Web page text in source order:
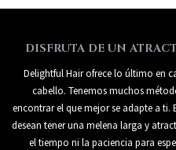
DISFRUTA DE UN
Delightful Hair ofrece lo último en
cabello. Tenemos muchos
encontrar el que mejor se adapte a ti.
desean tener una melena larga y
el tiempo ni la paciencia para